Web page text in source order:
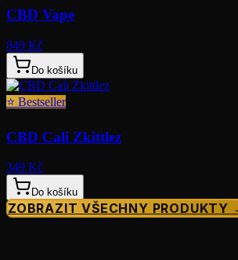
CBD Vape
849 Kč
Do košíku
⭐ Bestseller
CBD Cali Zkittlez
349 Kč
Do košíku
ZOBRAZIT VŠECHNY PRODUKTY